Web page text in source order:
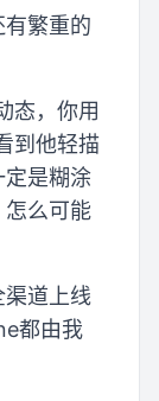
繁重的
态，你用
到他轻描
定是糊涂
怎么可能
道上线
都由我